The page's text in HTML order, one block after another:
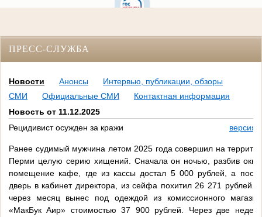
ПРЕСС-СЛУЖБА
Новости Анонсы
Интервью, публикации, обзоры
СМИ
Официальные СМИ
Контактная информация
Новость от 11.12.2025
Рецидивист осужден за кражи
версия
Ранее судимый мужчина летом 2025 года совершил на
Перми целую серию хищений. Сначала он ночью, разбив
помещение кафе, где из кассы достал 5 000 рублей, а
дверь в кабинет директора, из сейфа похитил 26 271 рублей.
через месяц вынес под одеждой из комиссионного
«МакБук Аир» стоимостью 37 900 рублей. Через две